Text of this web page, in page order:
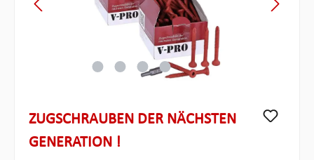
ZUGSCHRAUBEN DER NÄCHSTEN
GENERATION !